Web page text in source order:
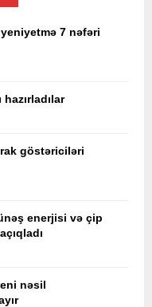
7 nəfəri
göstəriciləri
enerjisi və çip
nəsil